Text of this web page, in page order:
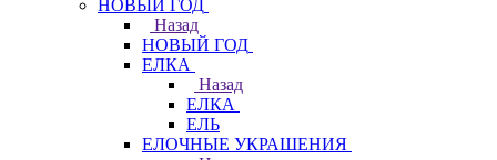
НОВЫЙ ГОД
Назад
НОВЫЙ ГОД
ЕЛКА
Назад
ЕЛКА
ЕЛЬ
ЕЛОЧНЫЕ УКРАШЕНИЯ